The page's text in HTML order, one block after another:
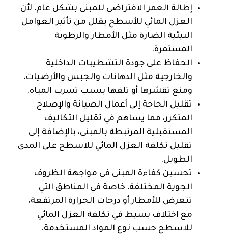
إطالة العمر الافتراضي للمبنى بشكل عام، لأن
العزل المائي للأسطح يقلل من تأثير العوامل
البيئية الضارة مثل الأمطار والرطوبة
المستمرة.
الحفاظ على جودة التشطيبات الداخلية
والخارجية مثل الدهانات والجبس والأرضيات،
ومنع تقشرها أو تلفها بسبب تسرب المياه.
تقليل الحاجة إلى أعمال الصيانة والإصلاح
المتكرر، مما يساهم في تقليل التكاليف
المستقبلية المرتبطة بالمبنى، بالإضافة إلى
تقليل تكلفة العزل المائي للاسطح على المدى
الطويل.
تحسين كفاءة المبنى في مواجهة الظروف
الجوية المختلفة، خاصة في المناطق التي
تتعرض للأمطار أو درجات الحرارة المرتفعة،
مع اختلاف بسيط في تكلفة العزل المائي
للاسطح حسب نوع المواد المستخدمة.